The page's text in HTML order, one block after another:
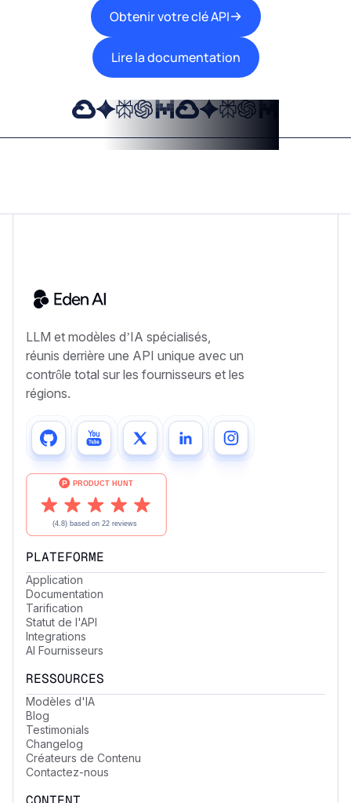
Obtenir votre clé API
Lire la documentation
LLM et modèles d’IA spécialisés,
réunis derrière une API unique avec un
contrôle total sur les fournisseurs et les
régions.
PLATEFORME
Application
Documentation
Tarification
Statut de l'API
Integrations
AI Fournisseurs
RESSOURCES
Modèles d'IA
Blog
Testimonials
Changelog
Créateurs de Contenu
Contactez-nous